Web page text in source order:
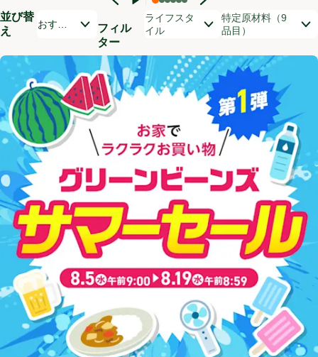
並び替
え
開いて並び替えオプションのリストを見る
おすす
フィル
ター
ライフスタ
イル
特定原材料（9
品目）
商品リスト